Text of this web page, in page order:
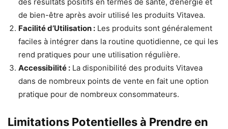
de bien-être après avoir utilisé les produits Vitavea.
Facilité d’Utilisation : Les produits sont généralement
faciles à intégrer dans la routine quotidienne, ce qui les
rend pratiques pour une utilisation régulière.
Accessibilité : La disponibilité des produits Vitavea
dans de nombreux points de vente en fait une option
pratique pour de nombreux consommateurs.
Limitations Potentielles à Prendre en